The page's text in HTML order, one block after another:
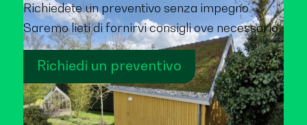
Richiedete un preventivo senza impegno.
Saremo lieti di fornirvi consigli ove necessario.
Richiedi un preventivo